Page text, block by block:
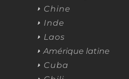
Chine
Inde
Laos
Amérique latine
Cuba